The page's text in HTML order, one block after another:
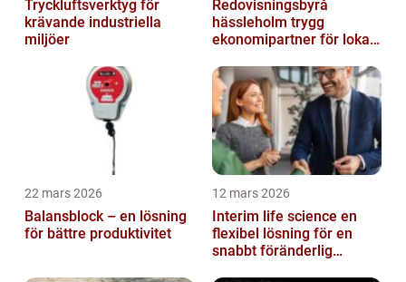
Tryckluftsverktyg för
krävande industriella
miljöer
Redovisningsbyrå
hässleholm trygg
ekonomipartner för lokala
22 mars 2026
Balansblock – en lösning
för bättre produktivitet
12 mars 2026
Interim life science en
flexibel lösning för en
snabbt föränderlig